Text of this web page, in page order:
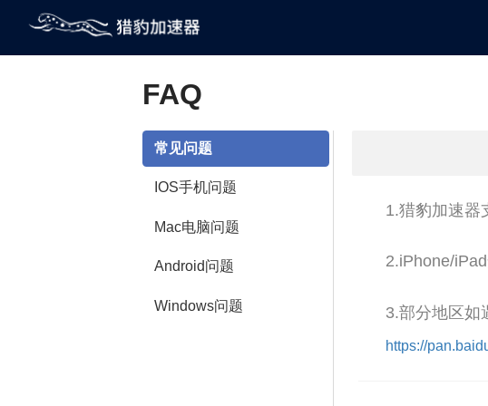
FAQ
常见问题
IOS手机问题
Mac电脑问题
Android问题
Windows问题
1.猎豹加速器
2.iPhone/
3.部分地区如
https://